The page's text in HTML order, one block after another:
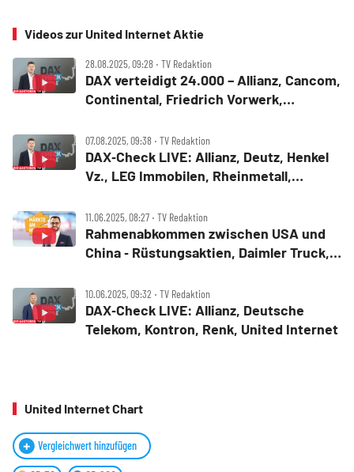
Videos zur United Internet Aktie
28.08.2025, 09:28 ‧ TV Redaktion
DAX verteidigt 24.000 – Allianz, Cancom,
Continental, Friedrich Vorwerk,
Check
07.08.2025, 09:38 ‧ TV Redaktion
DAX‑Check LIVE: Allianz, Deutz, Henkel
Vz., LEG Immobilen, Rheinmetall,
Fokus
11.06.2025, 08:27 ‧ TV Redaktion
Rahmenabkommen zwischen USA und
China ‑ Rüstungsaktien, Daimler Truck,
Gamestop
10.06.2025, 09:32 ‧ TV Redaktion
DAX‑Check LIVE: Allianz, Deutsche
Telekom, Kontron, Renk, United Internet
United Internet Chart
Vergleichwert hinzufügen